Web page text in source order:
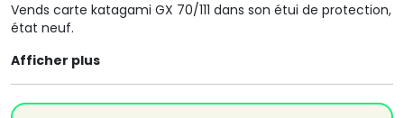
Vends carte katagami GX 70/111 dans son étui de protection,
état neuf.
Afficher plus